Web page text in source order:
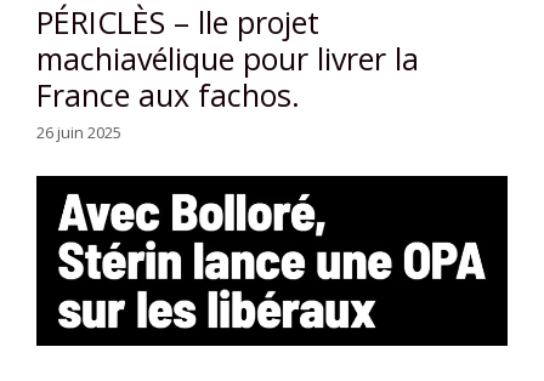
PÉRICLÈS – lle projet
machiavélique pour livrer la
France aux fachos.
26 juin 2025